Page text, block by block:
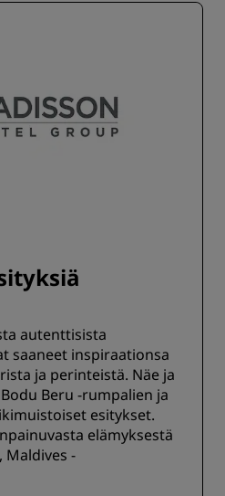
autenttisista
saaneet inspiraationsa
ja perinteistä. Näe ja
Beru -rumpalien ja
esitykset.
elämyksestä
Maldives -